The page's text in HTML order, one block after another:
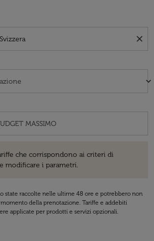
close
keyboard_arrow_down
che corrispondono ai criteri di
modificare i parametri.
state raccolte nelle ultime 48 ore e potrebbero non
della prenotazione. Tariffe e addebiti
applicate per prodotti e servizi opzionali.